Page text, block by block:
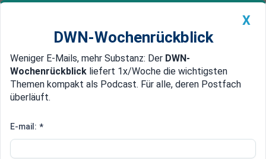
Newsticker MEIN DWN: Geldanlage Premium
Edelmetalle DWN-Magazin China
Terroranschlag? Bewaffneter
X
DWN-Wochenrückblick
Weniger E-Mails, mehr Substanz: Der DWN-
Wochenrückblick liefert 1x/Woche die wichtigsten
Themen kompakt als Podcast. Für alle, deren Postfach
überläuft.
E-mail: *